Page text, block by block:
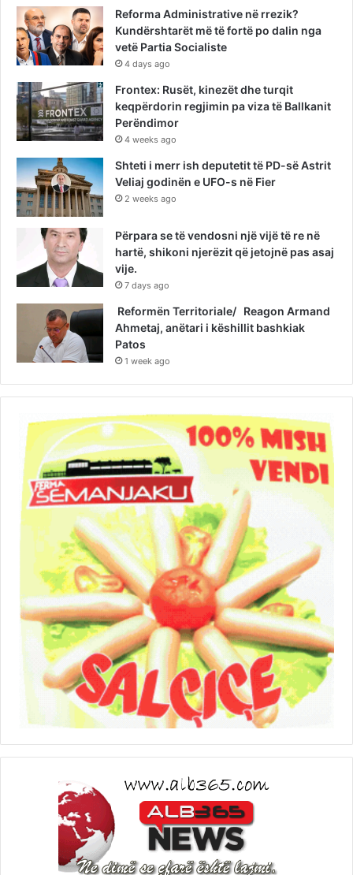
Reforma Administrative në rrezik?
Kundërshtarët më të fortë po dalin nga
vetë Partia Socialiste
4 days ago
Frontex: Rusët, kinezët dhe turqit
keqpërdorin regjimin pa viza të Ballkanit
Perëndimor
4 weeks ago
Shteti i merr ish deputetit të PD-së Astrit
Veliaj godinën e UFO-s në Fier
2 weeks ago
Përpara se të vendosni një vijë të re në
hartë, shikoni njerëzit që jetojnë pas asaj
vije.
7 days ago
Reformën Territoriale/ Reagon Armand
Ahmetaj, anëtari i këshillit bashkiak
Patos
1 week ago